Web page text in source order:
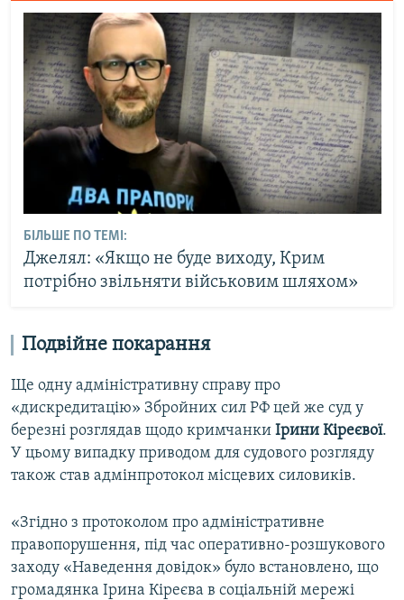
БІЛЬШЕ ПО ТЕМІ:
Джелял: «Якщо не буде виходу, Крим
потрібно звільняти військовим шляхом»
Подвійне покарання
Ще одну адміністративну справу про
«дискредитацію» Збройних сил РФ цей же суд у
березні розглядав щодо кримчанки Ірини Кіреєвої.
У цьому випадку приводом для судового розгляду
також став адмінпротокол місцевих силовиків.
«Згідно з протоколом про адміністративне
правопорушення, під час оперативно-розшукового
заходу «Наведення довідок» було встановлено, що
громадянка Ірина Кіреєва в соціальній мережі